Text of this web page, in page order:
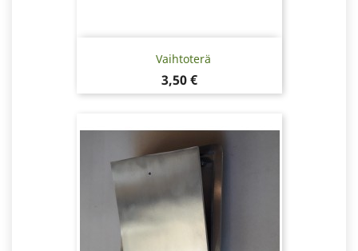
Vaihtoterä
Hinta
3,50 €